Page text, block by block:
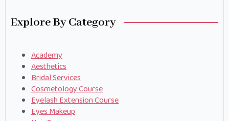
Explore By Category
Academy
Aesthetics
Bridal Services
Cosmetology Course
Eyelash Extension Course
Eyes Makeup